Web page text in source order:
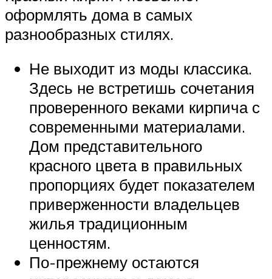
оформлять дома в самых
разнообразных стилях.
Не выходит из моды классика.
Здесь не встретишь сочетания
проверенного веками кирпича с
современными материалами.
Дом представительного
красного цвета в правильных
пропорциях будет показателем
приверженности владельцев
жилья традиционным
ценностям.
По-прежнему остаются